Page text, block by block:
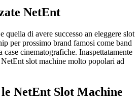
NetEnt
quella di avere successo an eleggere slot
per prossimo brand famosi come band
cinematografiche. Inaspettatamente
slot machine molto popolari ad
NetEnt Slot Machine